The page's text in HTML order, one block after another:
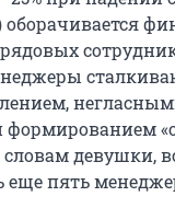
оборачивается
формированием
девушки,
еще пять